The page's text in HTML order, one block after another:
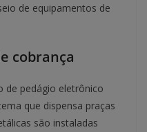
de equipamentos de
cobrança
de pedágio eletrônico
que dispensa praças
são instaladas